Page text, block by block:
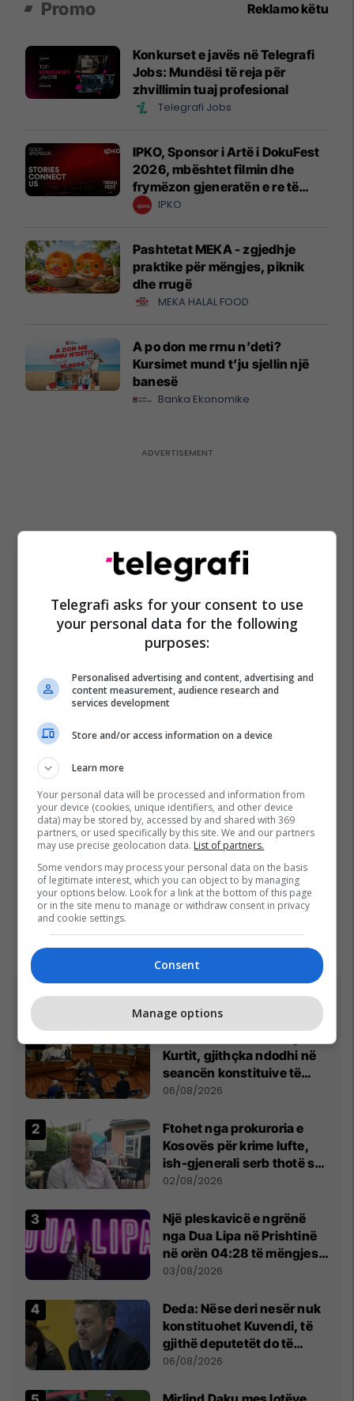
Promo Reklamo këtu
Konkurset e javës në Telegrafi
Jobs: Mundësi të reja për
zhvillimin tuaj profesional
Telegrafi Jobs
IPKO, Sponsor i Artë i DokuFest
2026, mbështet filmin dhe
frymëzon gjeneratën e re të
krijuesve
IPKO
Pashtetat MEKA - zgjedhje
praktike për mëngjes, piknik
dhe rrugë
MEKA HALAL FOOD
A po don me rrnu n’deti?
Kursimet mund t’ju sjellin një
banesë
Banka Ekonomike
Kurtit, gjithçka ndodhi në
seancën konstituive të
Kuvendit
06/08/2026
Ftohet nga prokuroria e
Kosovës për krime lufte,
ish-gjenerali serb thotë se
dikush e tradhtoi në
02/08/2026
Një pleskavicë e ngrënë
nga Dua Lipa në Prishtinë
në orën 04:28 të mëngjesit
- dhe bota digjitale serbe
03/08/2026
Deda: Nëse deri nesër nuk
konstituohet Kuvendi, të
gjithë deputetët do të
bëjnë shkelje të rëndë
06/08/2026
Telegrafi asks for your consent to use
your personal data for the following
purposes:
Personalised advertising and content, advertising and
content measurement, audience research and
services development
Store and/or access information on a device
Learn more
Your personal data will be processed and information from
your device (cookies, unique identifiers, and other device
data) may be stored by, accessed by and shared with 369
partners, or used specifically by this site. We and our partners
may use precise geolocation data. List of partners.
Some vendors may process your personal data on the basis
of legitimate interest, which you can object to by managing
your options below. Look for a link at the bottom of this page
or in the site menu to manage or withdraw consent in privacy
and cookie settings.
Consent
Manage options